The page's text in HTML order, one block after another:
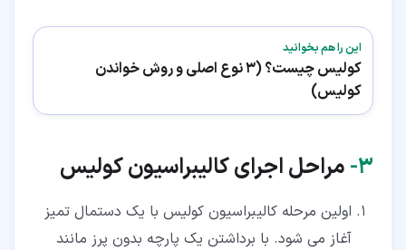
این را هم بخوانید
کولیس چیست؟ (3 نوع اصلی و روش خواندن
کولیس)
۳‏- مراحل اجرای کالیبراسیون کولیس
اولین مرحله کالیبراسیون کولیس با یک دستمال تمیز
آغاز می شود. با برداشتن یک پارچه بدون پرز مانند